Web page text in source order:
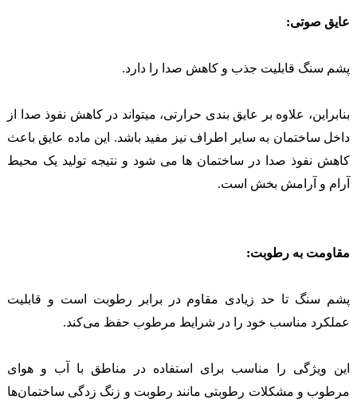
عایق صوتی:
پشم سنگ قابلیت جذب و کاهش صدا را دارد.
بنابراین، علاوه بر عایق بندی حرارتی، میتواند در کاهش نفوذ صدا از
داخل ساختمان به سایر اطراف نیز مفید باشد. این ماده عایق باعث
کاهش نفوذ صدا در ساختمان ها می شود و نتیجه تولید یک محیط
آرام و آرامش بخش است.
مقاومت به رطوبت:
پشم سنگ تا حد زیادی مقاوم در برابر رطوبت است و قابلیت
عملکرد مناسب خود را در شرایط مرطوب حفظ می‌کند.
این ویژگی را مناسب برای استفاده در مناطق با آب و هوای
مرطوب و مشکلات رطوبتی مانند رطوبت و زنگ زدگی ساختمان‌ها